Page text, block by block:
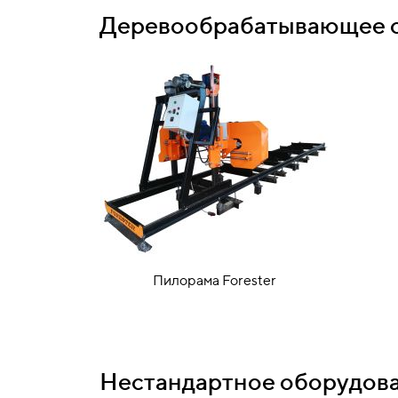
Деревообрабатывающее
Пилорама Forester
Нестандартное